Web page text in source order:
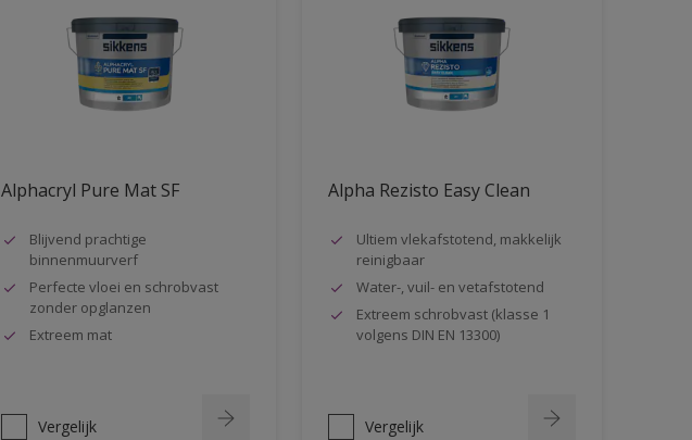
Alphacryl Pure Mat SF
Blijvend prachtige
binnenmuurverf
Perfecte vloei en schrobvast
zonder opglanzen
Extreem mat
Vergelijk
Alpha Rezisto Easy Clean
Ultiem vlekafstotend, makkelijk
reinigbaar
Water-, vuil- en vetafstotend
Extreem schrobvast (klasse 1
volgens DIN EN 13300)
Vergelijk